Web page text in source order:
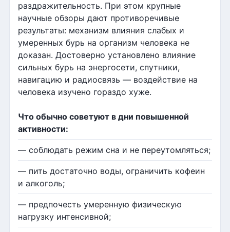
раздражительность. При этом крупные
научные обзоры дают противоречивые
результаты: механизм влияния слабых и
умеренных бурь на организм человека не
доказан. Достоверно установлено влияние
сильных бурь на энергосети, спутники,
навигацию и радиосвязь — воздействие на
человека изучено гораздо хуже.
Что обычно советуют в дни повышенной
активности:
— соблюдать режим сна и не переутомляться;
— пить достаточно воды, ограничить кофеин
и алкоголь;
— предпочесть умеренную физическую
нагрузку интенсивной;